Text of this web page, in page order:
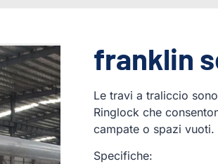
franklin
Le travi a traliccio
Ringlock che
campate o spazi vuoti.
Specifiche: